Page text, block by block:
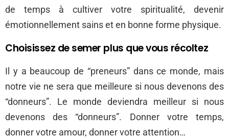
de temps à cultiver votre spiritualité, devenir
émotionnellement sains et en bonne forme physique.
Choisissez de semer plus que vous récoltez
Il y a beaucoup de “preneurs” dans ce monde, mais
notre vie ne sera que meilleure si nous devenons des
“donneurs”. Le monde deviendra meilleur si nous
devenons des “donneurs”. Donner votre temps,
donner votre amour, donner votre attention…